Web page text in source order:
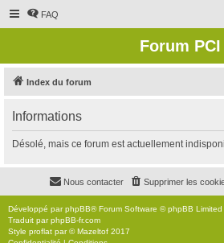
FAQ
Forum PCI
Index du forum
Informations
Désolé, mais ce forum est actuellement
Supprimer les
Nous contacter
Développé parphpBB® Forum Software © phpBB Limited
Traduit parphpBB-fr.com
Style proflat par ©Mazeltof 2017